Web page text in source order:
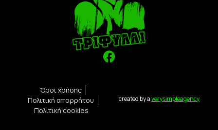
created by averysimpleagency
Όροι χρήσης
Πολιτική απορρήτου
Πολιτική cookies